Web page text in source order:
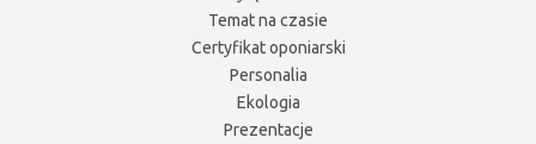
Temat na czasie
Certyfikat oponiarski
Personalia
Ekologia
Prezentacje